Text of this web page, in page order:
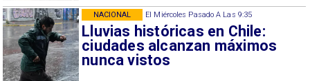
El Miércoles Pasado A Las 9:35
Lluvias históricas en Chile:
ciudades alcanzan máximos
nunca vistos
NACIONAL